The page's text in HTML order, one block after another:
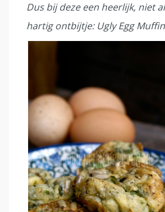
Dus bij deze een heerlijk, niet
hartig ontbijtje: Ugly Egg